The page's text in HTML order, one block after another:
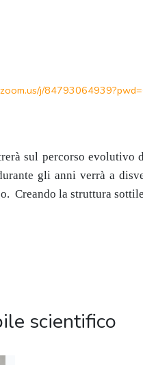
j/
sul percorso evolutivo
gli anni verrà a
Creando la struttura
scientifico